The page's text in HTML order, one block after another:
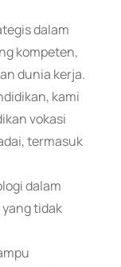
dalam
kompeten,
dunia kerja.
kami
vokasi
termasuk
dalam
tidak